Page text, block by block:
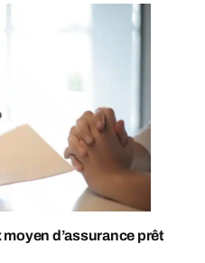
d’assurance prêt